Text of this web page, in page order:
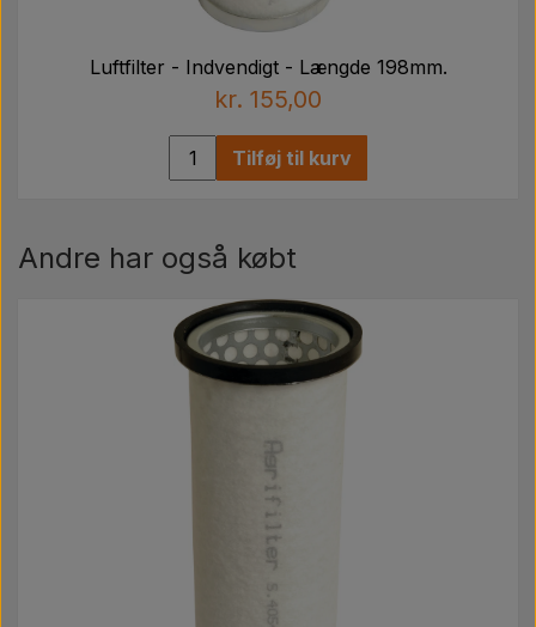
Luftfilter - Indvendigt - Længde 198mm.
kr. 155,00
Tilføj til kurv
Andre har også købt